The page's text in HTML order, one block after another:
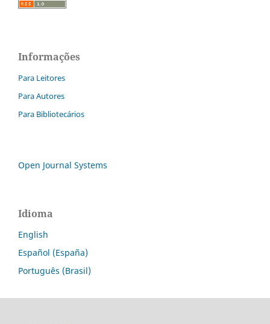
Informações
Para Leitores
Para Autores
Para Bibliotecários
Open Journal Systems
Idioma
English
Español (España)
Português (Brasil)